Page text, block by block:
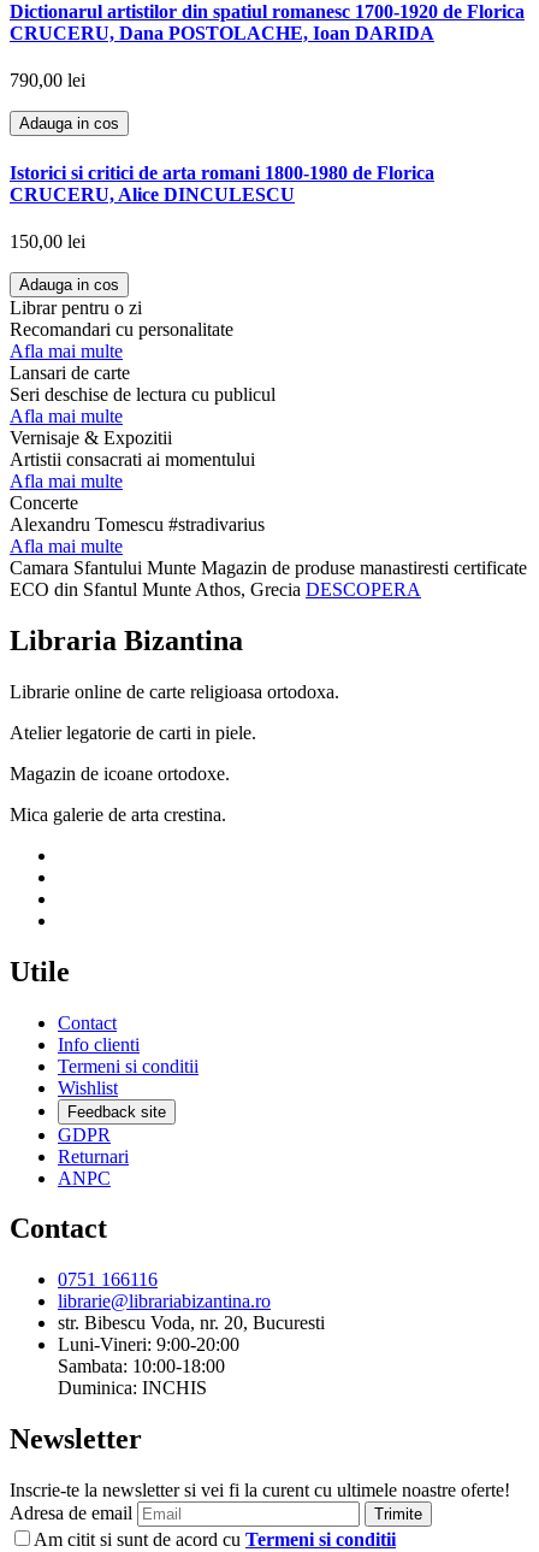
Dictionarul artistilor din spatiul romanesc 1700-1920 de Florica
CRUCERU, Dana POSTOLACHE, Ioan DARIDA
790,00 lei
Adauga in cos
Istorici si critici de arta romani 1800-1980 de Florica
CRUCERU, Alice DINCULESCU
150,00 lei
Adauga in cos
Librar pentru o zi
Recomandari cu personalitate
Afla mai multe
Lansari de carte
Seri deschise de lectura cu publicul
Afla mai multe
Vernisaje & Expozitii
Artistii consacrati ai momentului
Afla mai multe
Concerte
Alexandru Tomescu #stradivarius
Afla mai multe
Camara Sfantului Munte Magazin de produse manastiresti certificate
ECO din Sfantul Munte Athos, Grecia DESCOPERA
Libraria Bizantina
Librarie online de carte religioasa ortodoxa.
Atelier legatorie de carti in piele.
Magazin de icoane ortodoxe.
Mica galerie de arta crestina.
Utile
Contact
Info clienti
Termeni si conditii
Wishlist
Feedback site
GDPR
Returnari
ANPC
Contact
0751 166116
librarie@librariabizantina.ro
str. Bibescu Voda, nr. 20, Bucuresti
Luni-Vineri: 9:00-20:00
Sambata: 10:00-18:00
Duminica: INCHIS
Newsletter
Inscrie-te la newsletter si vei fi la curent cu ultimele noastre oferte!
Adresa de email
Trimite
Am citit si sunt de acord cu Termeni si conditii